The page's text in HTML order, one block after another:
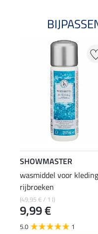
SHOWMASTER
wasmiddel voor
rijbroeken
(49,95 € / 1 l)
9,99 €
5.0 1